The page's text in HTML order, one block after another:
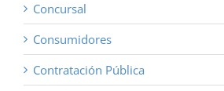
Concursal
Consumidores
Contratación Pública